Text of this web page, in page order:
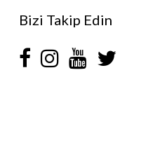
Bizi Takip Edin